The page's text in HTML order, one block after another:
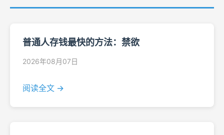
普通人存钱最快的方法：禁欲
2026年08月07日
阅读全文 →